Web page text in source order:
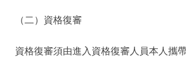
（二）資格復審
資格復審須由進入資格復審人員本人攜帶